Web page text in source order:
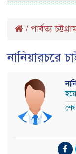
/ পার্বত্য
নানিয়ারচরে